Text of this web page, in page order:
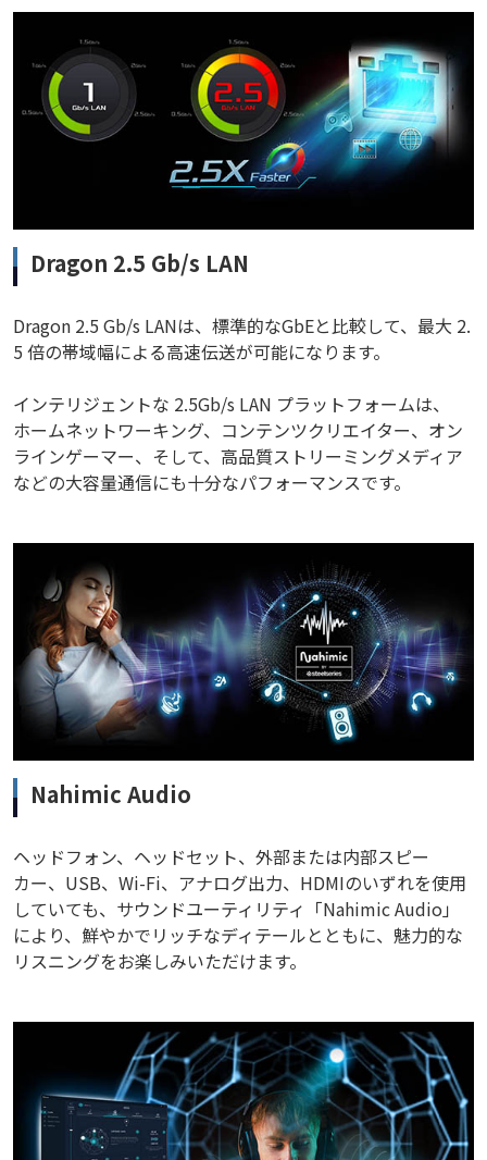
Dragon 2.5 Gb/s LAN
Dragon 2.5 Gb/s LANは、標準的なGbEと比較して、最大 2.
5 倍の帯域幅による高速伝送が可能になります。
インテリジェントな 2.5Gb/s LAN プラットフォームは、
ホームネットワーキング、コンテンツクリエイター、オン
ラインゲーマー、そして、高品質ストリーミングメディア
などの大容量通信にも十分なパフォーマンスです。
Nahimic Audio
ヘッドフォン、ヘッドセット、外部または内部スピー
カー、USB、Wi-Fi、アナログ出力、HDMIのいずれを使用
していても、サウンドユーティリティ「Nahimic Audio」
により、鮮やかでリッチなディテールとともに、魅力的な
リスニングをお楽しみいただけます。